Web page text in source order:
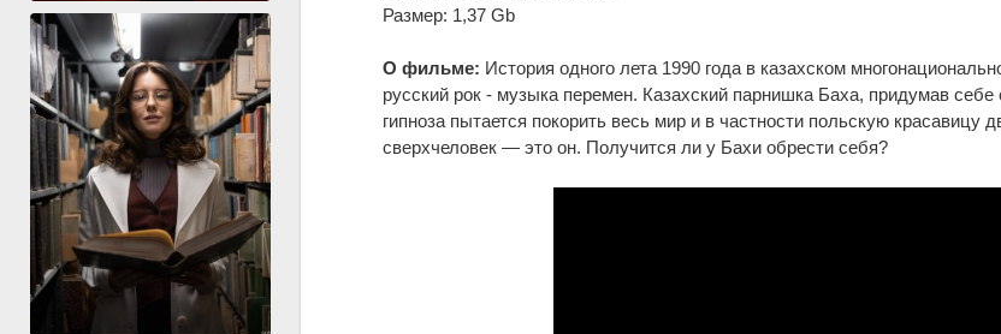
Размер: 1,37 Gb
О фильме: История одного лета 1990 года в казахском
русский рок - музыка перемен. Казахский парнишка Баха, придумав себе
гипноза пытается покорить весь мир и в частности польскую красавицу
сверхчеловек — это он. Получится ли у Бахи обрести себя?